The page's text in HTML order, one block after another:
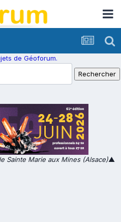
de Géoforum.
Sainte Marie aux Mines (Alsace)▲